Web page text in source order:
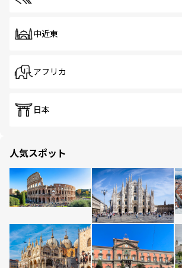
中近東
アフリカ
日本
人気スポット